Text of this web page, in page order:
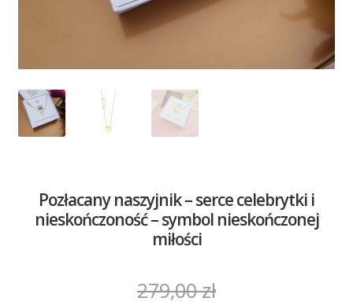
Pozłacany naszyjnik – serce celebrytki i
nieskończoność – symbol nieskończonej
miłości
279,00zł